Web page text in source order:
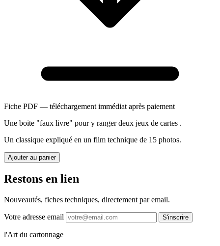
Fiche PDF — téléchargement immédiat après paiement
Une boite "faux livre" pour y ranger deux jeux de cartes .
Un classique expliqué en un film technique de 15 photos.
Ajouter au panier
Restons en lien
Nouveautés, fiches techniques, directement par email.
Votre adresse email S'inscrire
l'Art du cartonnage